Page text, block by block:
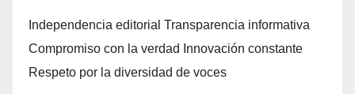
Independencia editorial Transparencia informativa
Compromiso con la verdad Innovación constante
Respeto por la diversidad de voces